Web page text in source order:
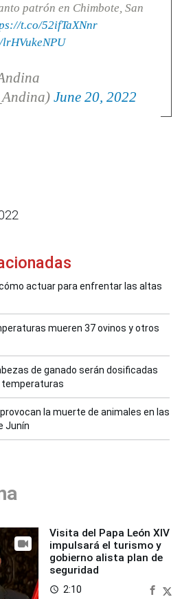
patrón en Chimbote, San
t.co/52ifTaXNnr
June 20, 2022
actuar para enfrentar las altas
mueren 37 ovinos y otros
de ganado serán dosificadas
la muerte de animales en las
Junín
Visita del Papa León XIV
impulsará el turismo y
gobierno alista plan de
seguridad
access_time 2:10